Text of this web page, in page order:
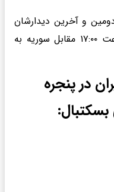
و آخرین دیدارشان
از پنجره سوم یکشنبه ۱۴ تیر از ساعت ۱۷:۰۰ مقابل سوریه به
در پنجره